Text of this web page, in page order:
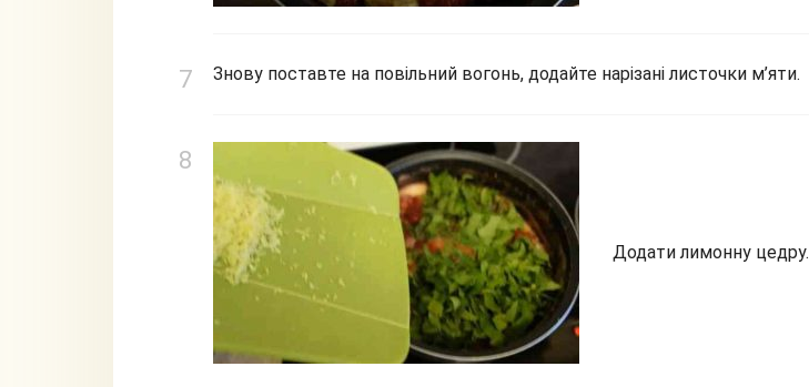
Знову поставте на повільний вогонь, додайте нарізані листочки м’яти.
Додати лимонну цедру.